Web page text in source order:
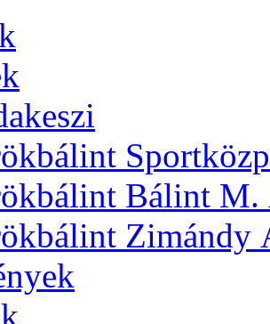
Bálint
Zimándy